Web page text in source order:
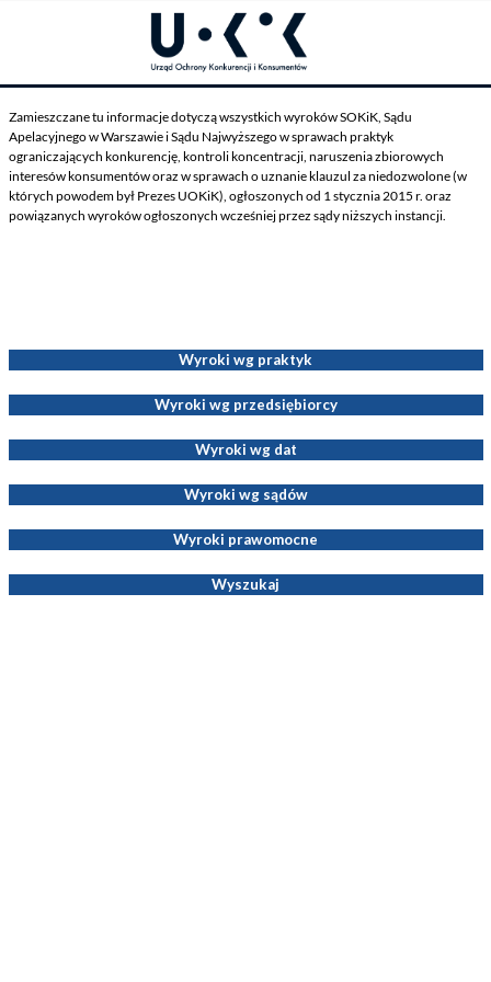
Zamieszczane tu informacje dotyczą wszystkich wyroków SOKiK, Sądu
Apelacyjnego w Warszawie i Sądu Najwyższego w sprawach praktyk
ograniczających konkurencję, kontroli koncentracji, naruszenia zbiorowych
interesów konsumentów oraz w sprawach o uznanie klauzul za niedozwolone (w
których powodem był Prezes UOKiK), ogłoszonych od 1 stycznia 2015 r. oraz
powiązanych wyroków ogłoszonych wcześniej przez sądy niższych instancji.
Wyroki wg praktyk
Wyroki wg przedsiębiorcy
Wyroki wg dat
Wyroki wg sądów
Wyroki prawomocne
Wyszukaj